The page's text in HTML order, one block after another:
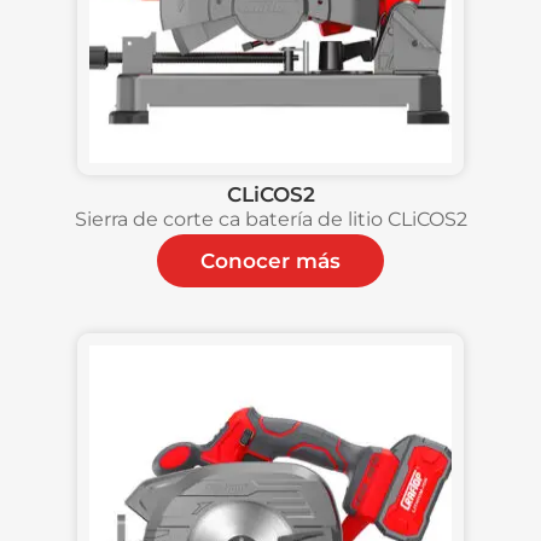
CLiCOS2
Sierra de corte ca batería de litio CLiCOS2
Conocer más